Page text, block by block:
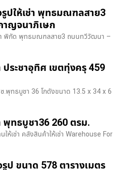
รูปให้เช่า พุทธมณฑลสาย3
ญจนาภิเษก
ช่า พิกัด พุทธมณฑลสาย3 ถนนทวีวัฒนา –
ประชาอุทิศ เขตทุ่งครุ 459
ซ.พุทธบูชา 36 โกดังขนาด 13.5 x 34 x 6
พุทธบูชา36 260 ตรม.
นให้เช่า คลังสินค้าให้เช่า Warehouse For
รูป ขนาด 578 ตารางเมตร